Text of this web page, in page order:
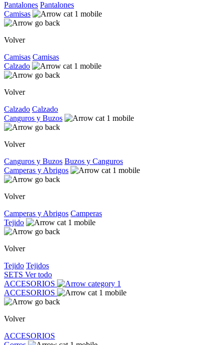
Pantalones Pantalones
Camisas
Volver
Camisas Camisas
Calzado
Volver
Calzado Calzado
Canguros y Buzos
Volver
Canguros y Buzos Buzos y Canguros
Camperas y Abrigos
Volver
Camperas y Abrigos Camperas
Tejido
Volver
Tejido Tejidos
SETS Ver todo
ACCESORIOS
ACCESORIOS
Volver
ACCESORIOS